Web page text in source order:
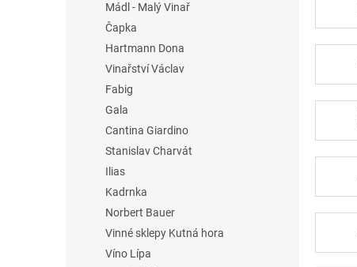
Mádl - Malý Vinař
Čapka
Hartmann Dona
Vinařství Václav
Fabig
Gala
Cantina Giardino
Stanislav Charvát
Ilias
Kadrnka
Norbert Bauer
Vinné sklepy Kutná hora
Víno Lípa